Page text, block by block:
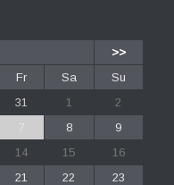
>>
Fr Sa
Su
31 1
2
7 8
9
14 15
16
21 22
23